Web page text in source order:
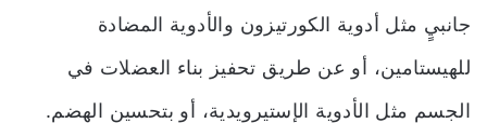
جانبيٍ مثل أدوية الكورتيزون والأدوية المضادة
للهيستامين، أو عن طريق تحفيز بناء العضلات في
الجسم مثل الأدوية الإستيرويدية، أو بتحسين الهضم.